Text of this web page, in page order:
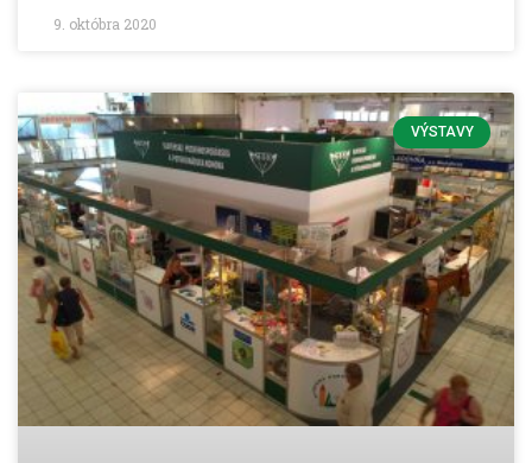
9. októbra 2020
VÝSTAVY